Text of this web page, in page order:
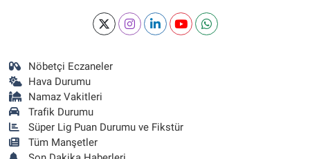
Nöbetçi Eczaneler
Hava Durumu
Namaz Vakitleri
Trafik Durumu
Süper Lig Puan Durumu ve Fikstür
Tüm Manşetler